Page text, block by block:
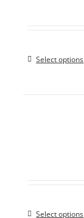
Select options
Select options